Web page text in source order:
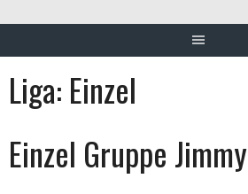
Liga: Einzel
Einzel Gruppe Jimmy